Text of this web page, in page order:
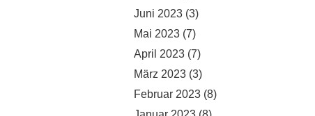
Juni 2023 (3)
Mai 2023 (7)
April 2023 (7)
März 2023 (3)
Februar 2023 (8)